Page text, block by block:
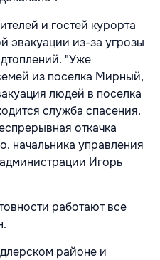
и гостей курорта
эвакуации из-за угрозы
"Уже
из поселка Мирный,
людей в поселка
служба спасения.
откачка
начальника управления
Игорь
работают все
районе и